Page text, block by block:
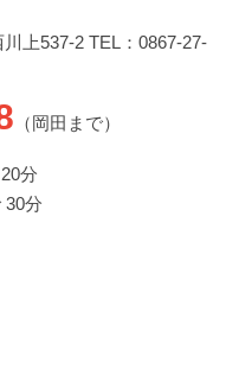
上537-2 TEL：0867-27-
（岡田まで）
分
30分